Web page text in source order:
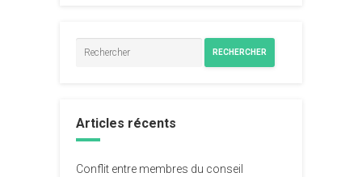
RECHERCHER
Articles récents
Conflit entre membres du conseil